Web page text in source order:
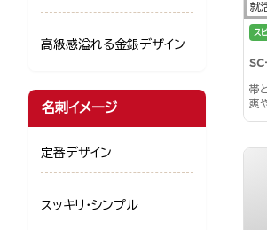
就
ス
帯
爽
高級感溢れる金銀デザイン
名刺イメージ
定番デザイン
スッキリ・シンプル